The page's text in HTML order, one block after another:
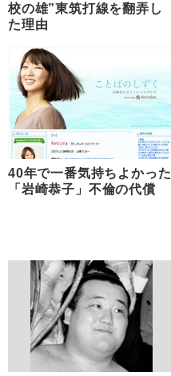
校の雄”東筑打線を翻弄し
た理由
40年で一番気持ちよかった
「岩崎恭子」不倫の代償